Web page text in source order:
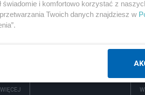
Port Komunikacyjny
WIĘCEJ
i komfortowo korzystać z
Twoich danych znajdziesz w